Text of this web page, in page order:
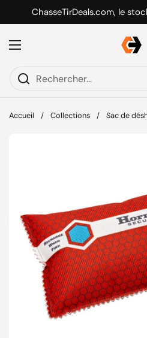
Passer au contenu
ChasseTirDeals.com, le
Ouvrir le menu
Accueil / Collections / Sac de